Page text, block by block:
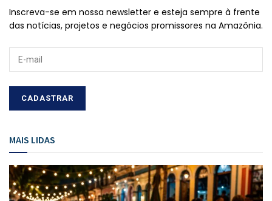
Inscreva-se em nossa newsletter e esteja sempre à frente
das notícias, projetos e negócios promissores na Amazônia.
MAIS LIDAS